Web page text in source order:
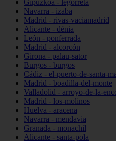
Gipuzkoa - legorreta
Navarra - izaba
Madrid - rivas-vaciamadrid
Alicante - dénia
León - ponferrada
Madrid - alcorcón
Girona - palau-sator
Burgos - burgos
Cádiz - el-puerto-de-santa-
Madrid - boadilla-del-monte
Valladolid - arroyo-de-la-
Madrid - los-molinos
Huelva - aracena
Navarra - mendavia
Granada - monachil
Alicante - santa-pola